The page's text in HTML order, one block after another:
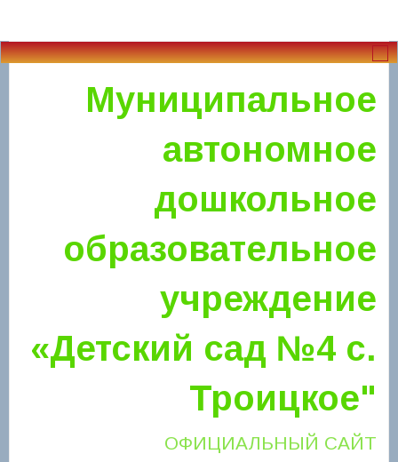
Муниципальное
автономное
дошкольное
образовательное
учреждение
«Детский сад №4 с.
Троицкое"
ОФИЦИАЛЬНЫЙ САЙТ